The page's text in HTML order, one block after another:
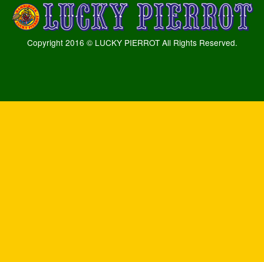
Copyright 2016 © LUCKY PIERROT All Rights Reserved.